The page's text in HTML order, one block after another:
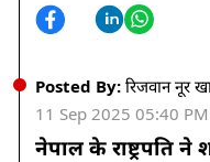
Posted By: रिजवान नूर
11 Sep 2025 05:40 PM
नेपाल के राष्ट्रपति